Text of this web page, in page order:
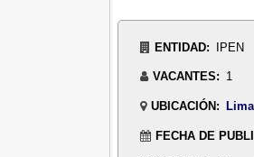
ENTIDAD: IPEN
VACANTES: 1
UBICACIÓN: Lima
FECHA DE